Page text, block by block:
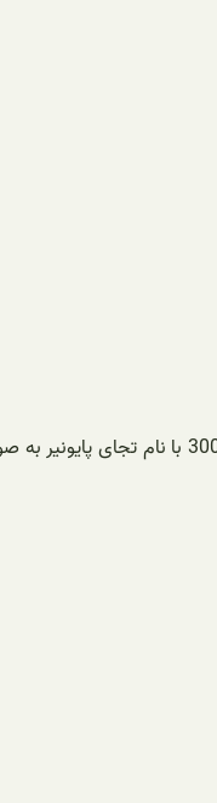
پکیج های دیواری گلدیران در ظرفیت های 24000 و 28000 با نام